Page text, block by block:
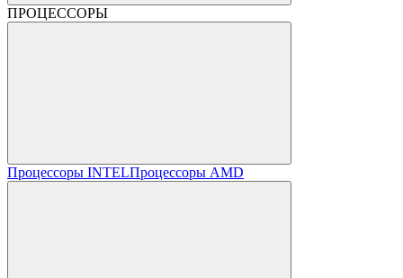
ПРОЦЕССОРЫ
Процессоры INTELПроцессоры AMD